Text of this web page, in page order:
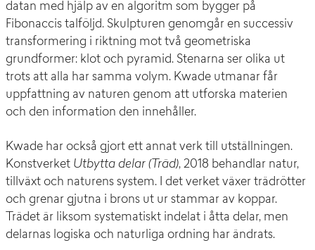
datan med hjälp av en algoritm som bygger på
Fibonaccis talföljd. Skulpturen genomgår en successiv
transformering i riktning mot två geometriska
grundformer: klot och pyramid. Stenarna ser olika ut
trots att alla har samma volym. Kwade utmanar får
uppfattning av naturen genom att utforska materien
och den information den innehåller.
Kwade har också gjort ett annat verk till utställningen.
Konstverket Utbytta delar (Träd), 2018 behandlar natur,
tillväxt och naturens system. I det verket växer trädrötter
och grenar gjutna i brons ut ur stammar av koppar.
Trädet är liksom systematiskt indelat i åtta delar, men
delarnas logiska och naturliga ordning har ändrats.